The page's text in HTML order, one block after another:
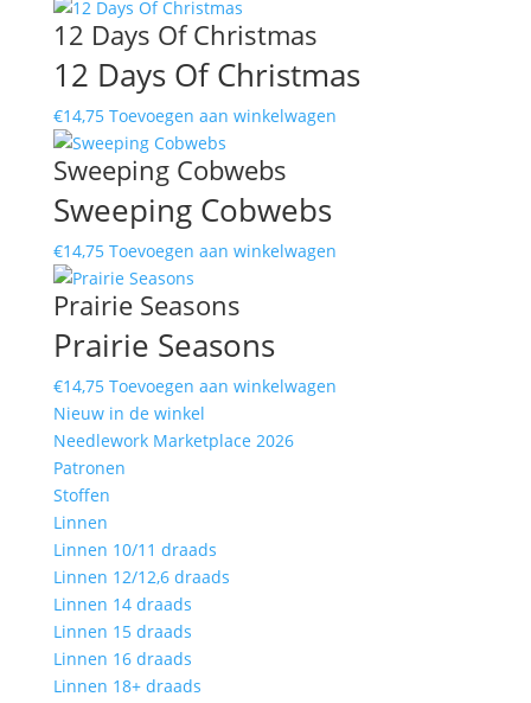
12 Days Of Christmas
12 Days Of Christmas
€14,75 Toevoegen aan winkelwagen
Sweeping Cobwebs
Sweeping Cobwebs
€14,75 Toevoegen aan winkelwagen
Prairie Seasons
Prairie Seasons
€14,75 Toevoegen aan winkelwagen
Nieuw in de winkel
Needlework Marketplace 2026
Patronen
Stoffen
Linnen
Linnen 10/11 draads
Linnen 12/12,6 draads
Linnen 14 draads
Linnen 15 draads
Linnen 16 draads
Linnen 18+ draads